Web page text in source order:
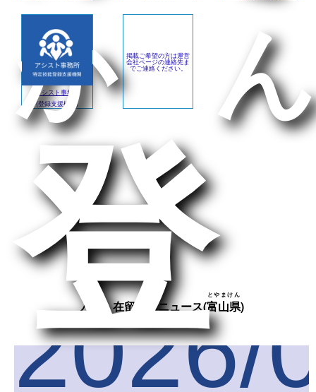
登
かん
アシスト事務所
(登録支援機関)
掲載ご希望の方は運営
会社ページの連絡先ま
でご連絡ください。
入管・在留関連ニュース(富山県
とやまけん
)
2026/